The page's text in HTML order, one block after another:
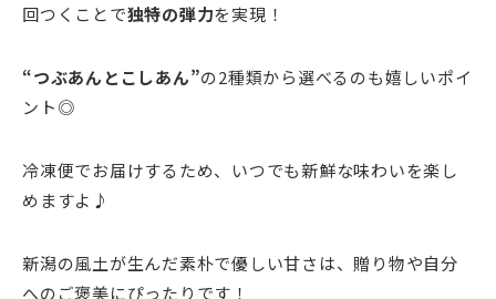
回つくことで独特の弾力を実現！
“つぶあんとこしあん”の2種類から選べるのも嬉しいポイ
ント◎
冷凍便でお届けするため、いつでも新鮮な味わいを楽し
めますよ♪
新潟の風土が生んだ素朴で優しい甘さは、贈り物や自分
へのご褒美にぴったりです！